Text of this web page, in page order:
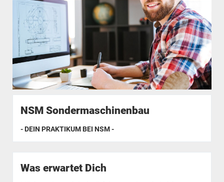
NSM Sondermaschinenbau
- DEIN PRAKTIKUM BEI NSM -
Was erwartet Dich